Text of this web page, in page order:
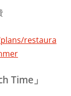
restaura
Time」